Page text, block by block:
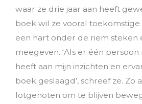
waar ze drie jaar aan heeft
boek wil ze vooral toekomstige
een hart onder de riem steken
meegeven. ‘Als er één persoon
heeft aan mijn inzichten en
boek geslaagd’, schreef ze. Zo
lotgenoten om te blijven